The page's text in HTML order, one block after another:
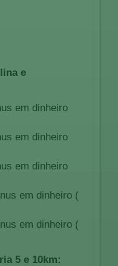
e
em dinheiro
em dinheiro
em dinheiro
em dinheiro (
em dinheiro (
5 e 10km: